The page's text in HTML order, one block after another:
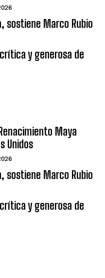
sostiene Marco Rubio
y generosa de
Maya
Unidos
sostiene Marco Rubio
y generosa de